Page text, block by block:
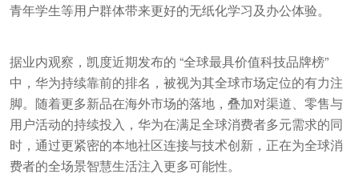
青年学生等用户群体带来更好的无纸化学习及办公体验。
据业内观察，凯度近期发布的 “全球最具价值科技品牌榜”
中，华为持续靠前的排名，被视为其全球市场定位的有力注
脚。随着更多新品在海外市场的落地，叠加对渠道、零售与
用户活动的持续投入，华为在满足全球消费者多元需求的同
时，通过更紧密的本地社区连接与技术创新，正在为全球消
费者的全场景智慧生活注入更多可能性。